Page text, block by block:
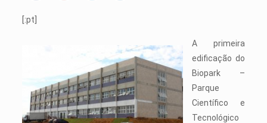
[:pt]
A primeira
edificação do
Biopark –
Parque
Científico e
Tecnológico